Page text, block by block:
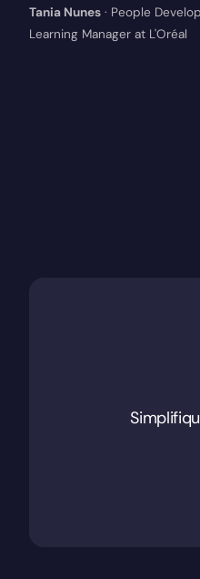
Tania Nunes · People
Learning Manager at L'Oréal